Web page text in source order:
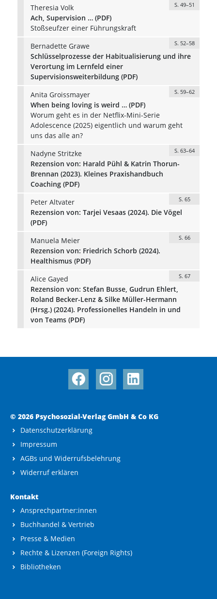
Theresia Volk
S. 49–51
Ach, Supervision … (PDF)
Stoßseufzer einer Führungskraft
Bernadette Grawe
S. 52–58
Schlüsselprozesse der Habitualisierung und ihre
Verortung im Lernfeld einer
Supervisionsweiterbildung (PDF)
Anita Groissmayer
S. 59–62
When being loving is weird … (PDF)
Worum geht es in der Netflix-Mini-Serie
Adolescence (2025) eigentlich und warum geht
uns das alle an?
Nadyne Stritzke
S. 63–64
Rezension von: Harald Pühl & Katrin Thorun-
Brennan (2023). Kleines Praxishandbuch
Coaching (PDF)
Peter Altvater
S. 65
Rezension von: Tarjei Vesaas (2024). Die Vögel
(PDF)
Manuela Meier
S. 66
Rezension von: Friedrich Schorb (2024).
Healthismus (PDF)
Alice Gayed
S. 67
Rezension von: Stefan Busse, Gudrun Ehlert,
Roland Becker-Lenz & Silke Müller-Hermann
(Hrsg.) (2024). Professionelles Handeln in und
von Teams (PDF)
© 2026 Psychosozial-Verlag GmbH & Co KG
Datenschutzerklärung
Impressum
AGBs und Widerrufsbelehrung
Widerruf erklären
Kontakt
Ansprechpartner:innen
Buchhandel & Vertrieb
Presse & Medien
Rechte & Lizenzen (Foreign Rights)
Bibliotheken